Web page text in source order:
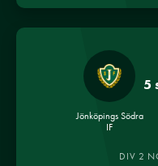
Jönköpings Södra
IF
5
DIV 2